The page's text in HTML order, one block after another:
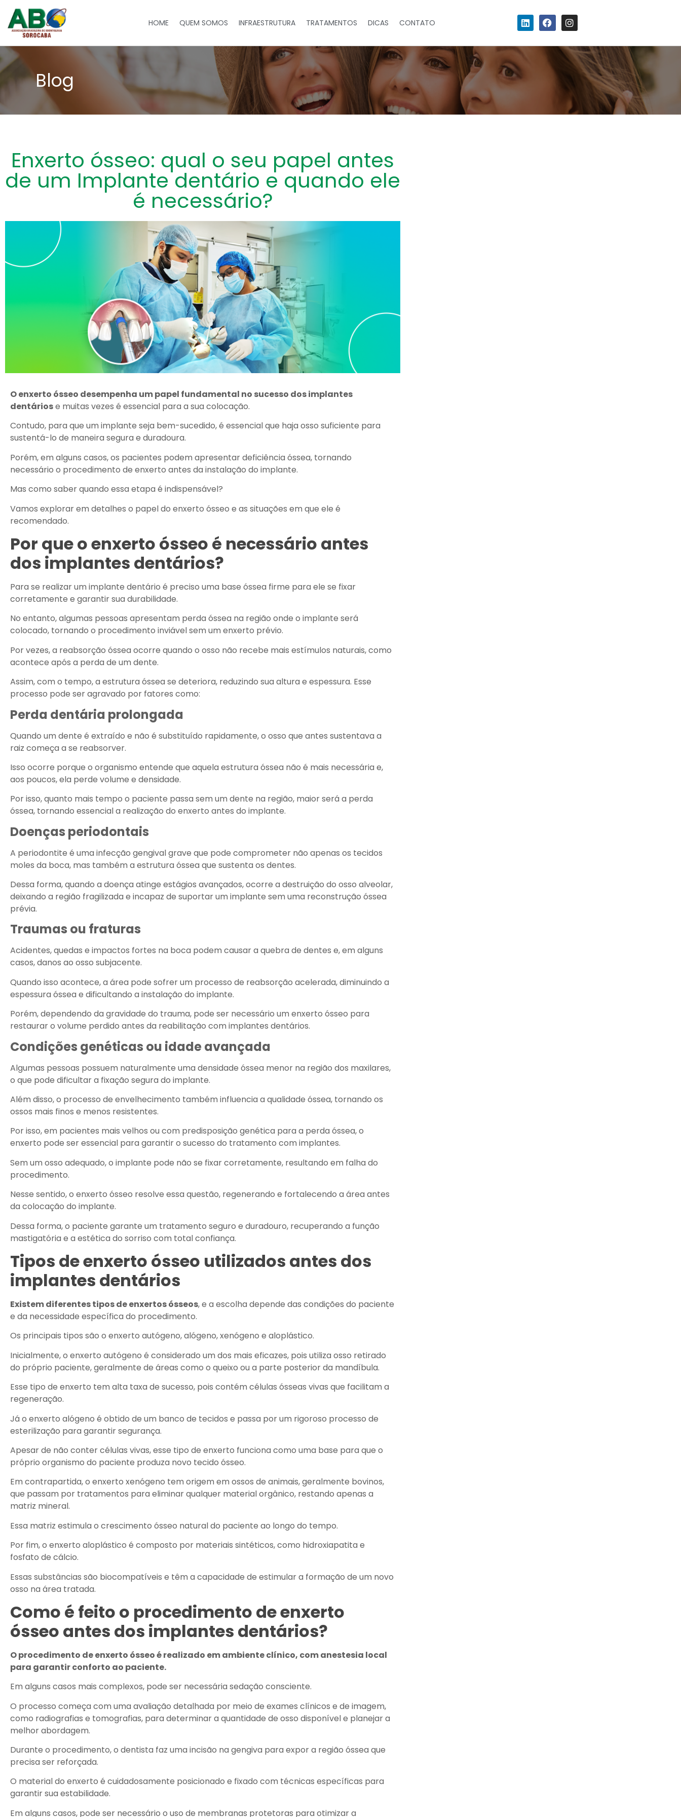
HOME QUEM SOMOS INFRAESTRUTURA TRATAMENTOS DICAS CONTATO
Blog
Enxerto ósseo: qual o seu papel antes
de um Implante dentário e quando ele
é necessário?
O enxerto ósseo desempenha um papel fundamental no sucesso dos implantes
dentáriose muitas vezes é essencial para a sua colocação.
Contudo, para que um implante seja bem-sucedido, é essencial que haja osso suficiente para
sustentá-lo de maneira segura e duradoura.
Porém, em alguns casos, os pacientes podem apresentar deficiência óssea, tornando
necessário o procedimento de enxerto antes da instalação do implante.
Mas como saber quando essa etapa é indispensável?
Vamos explorar em detalhes o papel do enxerto ósseo e as situações em que ele é
recomendado.
Por que o enxerto ósseo é necessário antes
dos implantes dentários?
Para se realizar um implante dentário é preciso uma base óssea firme para ele se fixar
corretamente e garantir sua durabilidade.
No entanto, algumas pessoas apresentam perda óssea na região onde o implante será
colocado, tornando o procedimento inviável sem um enxerto prévio.
Por vezes, a reabsorção óssea ocorre quando o osso não recebe mais estímulos naturais, como
acontece após a perda de um dente.
Assim, com o tempo, a estrutura óssea se deteriora, reduzindo sua altura e espessura. Esse
processo pode ser agravado por fatores como:
Perda dentária prolongada
Quando um dente é extraído e não é substituído rapidamente, o osso que antes sustentava a
raiz começa a se reabsorver.
Isso ocorre porque o organismo entende que aquela estrutura óssea não é mais necessária e,
aos poucos, ela perde volume e densidade.
Por isso, quanto mais tempo o paciente passa sem um dente na região, maior será a perda
óssea, tornando essencial a realização do enxerto antes do implante.
Doenças periodontais
A periodontite é uma infecção gengival grave que pode comprometer não apenas os tecidos
moles da boca, mas também a estrutura óssea que sustenta os dentes.
Dessa forma, quando a doença atinge estágios avançados, ocorre a destruição do osso alveolar,
deixando a região fragilizada e incapaz de suportar um implante sem uma reconstrução óssea
prévia.
Traumas ou fraturas
Acidentes, quedas e impactos fortes na boca podem causar a quebra de dentes e, em alguns
casos, danos ao osso subjacente.
Quando isso acontece, a área pode sofrer um processo de reabsorção acelerada, diminuindo a
espessura óssea e dificultando a instalação do implante.
Porém, dependendo da gravidade do trauma, pode ser necessário um enxerto ósseo para
restaurar o volume perdido antes da reabilitação com implantes dentários.
Condições genéticas ou idade avançada
Algumas pessoas possuem naturalmente uma densidade óssea menor na região dos maxilares,
o que pode dificultar a fixação segura do implante.
Além disso, o processo de envelhecimento também influencia a qualidade óssea, tornando os
ossos mais finos e menos resistentes.
Por isso, em pacientes mais velhos ou com predisposição genética para a perda óssea, o
enxerto pode ser essencial para garantir o sucesso do tratamento com implantes.
Sem um osso adequado, o implante pode não se fixar corretamente, resultando em falha do
procedimento.
Nesse sentido, o enxerto ósseo resolve essa questão, regenerando e fortalecendo a área antes
da colocação do implante.
Dessa forma, o paciente garante um tratamento seguro e duradouro, recuperando a função
mastigatória e a estética do sorriso com total confiança.
Tipos de enxerto ósseo utilizados antes dos
implantes dentários
Existem diferentes tipos de enxertos ósseos, e a escolha depende das condições do paciente
e da necessidade específica do procedimento.
Os principais tipos são o enxerto autógeno, alógeno, xenógeno e aloplástico.
Inicialmente, o enxerto autógeno é considerado um dos mais eficazes, pois utiliza osso retirado
do próprio paciente, geralmente de áreas como o queixo ou a parte posterior da mandíbula.
Esse tipo de enxerto tem alta taxa de sucesso, pois contém células ósseas vivas que facilitam a
regeneração.
Já o enxerto alógeno é obtido de um banco de tecidos e passa por um rigoroso processo de
esterilização para garantir segurança.
Apesar de não conter células vivas, esse tipo de enxerto funciona como uma base para que o
próprio organismo do paciente produza novo tecido ósseo.
Em contrapartida, o enxerto xenógeno tem origem em ossos de animais, geralmente bovinos,
que passam por tratamentos para eliminar qualquer material orgânico, restando apenas a
matriz mineral.
Essa matriz estimula o crescimento ósseo natural do paciente ao longo do tempo.
Por fim, o enxerto aloplástico é composto por materiais sintéticos, como hidroxiapatita e
fosfato de cálcio.
Essas substâncias são biocompatíveis e têm a capacidade de estimular a formação de um novo
osso na área tratada.
Como é feito o procedimento de enxerto
ósseo antes dos implantes dentários?
O procedimento de enxerto ósseo é realizado em ambiente clínico, com anestesia local
para garantir conforto ao paciente.
Em alguns casos mais complexos, pode ser necessária sedação consciente.
O processo começa com uma avaliação detalhada por meio de exames clínicos e de imagem,
como radiografias e tomografias, para determinar a quantidade de osso disponível e planejar a
melhor abordagem.
Durante o procedimento, o dentista faz uma incisão na gengiva para expor a região óssea que
precisa ser reforçada.
O material do enxerto é cuidadosamente posicionado e fixado com técnicas específicas para
garantir sua estabilidade.
Em alguns casos, pode ser necessário o uso de membranas protetoras para otimizar a